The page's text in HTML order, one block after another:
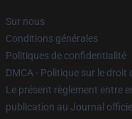
Sur nous
Conditions générales
Politiques de confidentialité
DMCA - Politique sur le droit
Le présent règlement entre
publication au Journal